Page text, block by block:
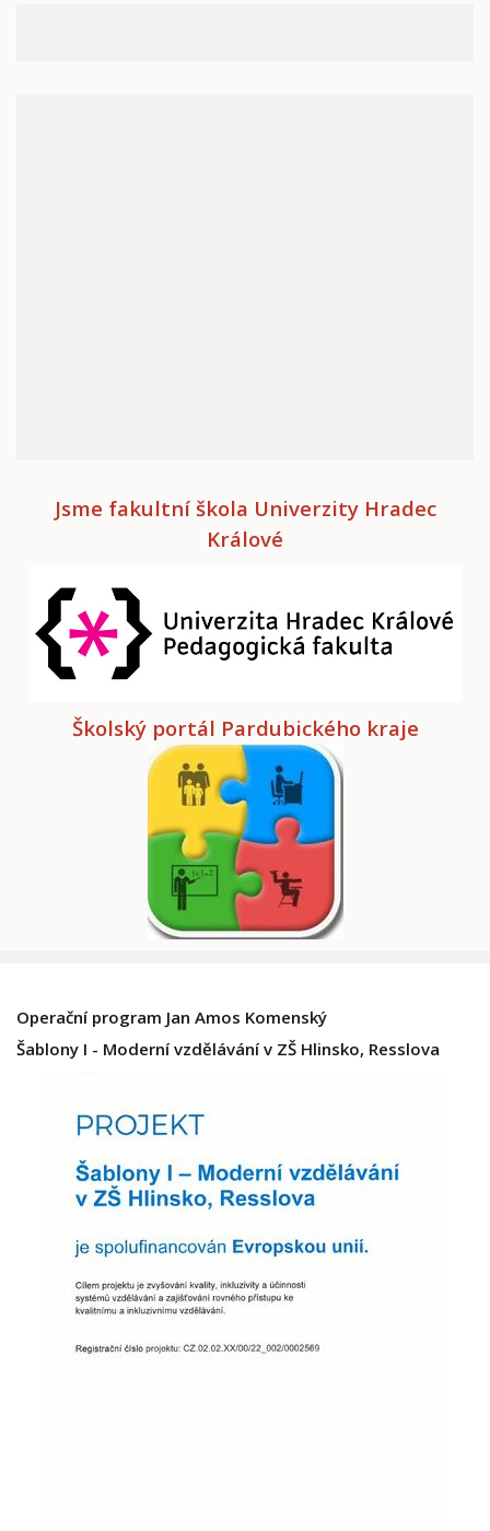
Jsme fakultní škola Univerzity Hradec
Králové
Školský portál Pardubického kraje
Operační program Jan Amos Komenský
Šablony I - Moderní vzdělávání v ZŠ Hlinsko, Resslova